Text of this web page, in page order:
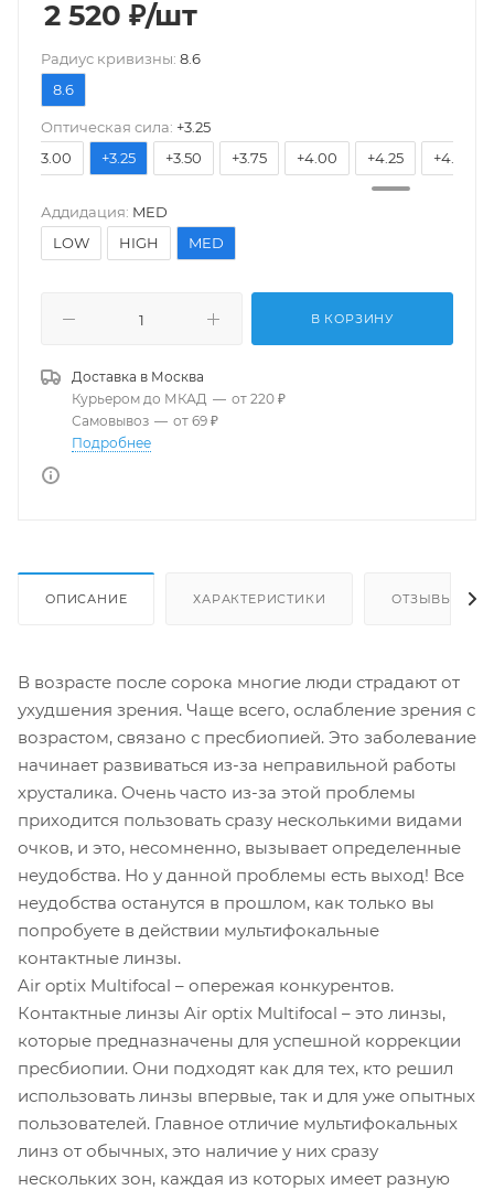
2 520 ₽/шт
Pадиус кривизны: 8.6
8.6
Оптическая сила: +3.25
+3.00 +3.25 +3.50 +3.75 +4.00 +4.25 +4.50
Аддидация: MED
LOW
HIGH MED
В КОРЗИНУ
Доставка в Москва
Курьером до МКАД — от 220 ₽
Самовывоз — от 69 ₽
Подробнее
ОПИСАНИЕ ХАРАКТЕРИСТИКИ ОТЗЫВЫ
В возрасте после сорока многие люди страдают от
ухудшения зрения. Чаще всего, ослабление зрения с
возрастом, связано с пресбиопией. Это заболевание
начинает развиваться из-за неправильной работы
хрусталика. Очень часто из-за этой проблемы
приходится пользовать сразу несколькими видами
очков, и это, несомненно, вызывает определенные
неудобства. Но у данной проблемы есть выход! Все
неудобства останутся в прошлом, как только вы
попробуете в действии мультифокальные
контактные линзы.
Air optix Multifocal – опережая конкурентов.
Контактные линзы Air optix Multifocal – это линзы,
которые предназначены для успешной коррекции
пресбиопии. Они подходят как для тех, кто решил
использовать линзы впервые, так и для уже опытных
пользователей. Главное отличие мультифокальных
линз от обычных, это наличие у них сразу
нескольких зон, каждая из которых имеет разную